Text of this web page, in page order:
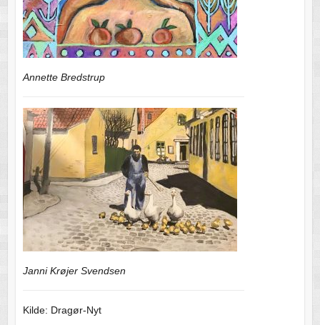
Annette Bredstrup
Janni Krøjer Svendsen
Kilde: Dragør-Nyt